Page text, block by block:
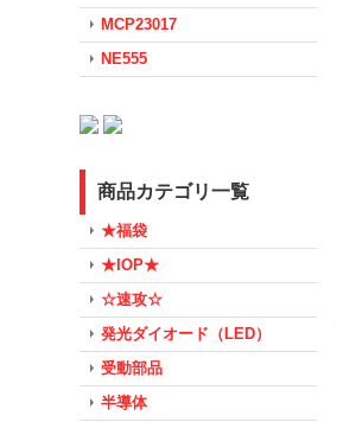
MCP23017
NE555
商品カテゴリ一覧
★福袋
★IOP★
☆速攻☆
発光ダイオード（LED）
受動部品
半導体